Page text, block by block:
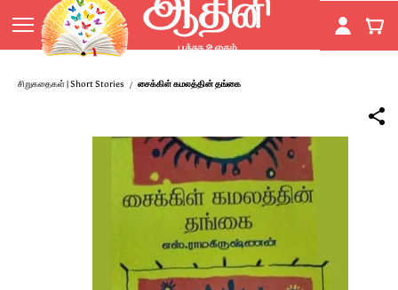
main
content
சிறுகதைகள் | Short Stories / சைக்கிள் கமலத்தின் தங்கை